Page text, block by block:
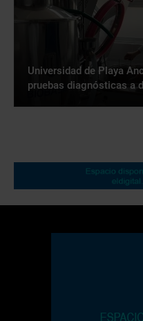
Universidad de Playa
pruebas diagnósticas a